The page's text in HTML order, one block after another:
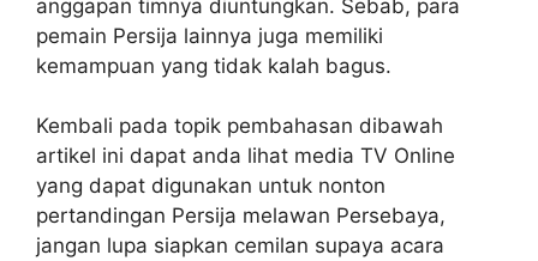
anggapan timnya diuntungkan. Sebab, para
pemain Persija lainnya juga memiliki
kemampuan yang tidak kalah bagus.
Kembali pada topik pembahasan dibawah
artikel ini dapat anda lihat media TV Online
yang dapat digunakan untuk nonton
pertandingan Persija melawan Persebaya,
jangan lupa siapkan cemilan supaya acara